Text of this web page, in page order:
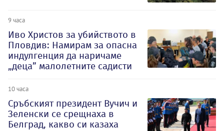
9 часа
Иво Христов за убийството в
Пловдив: Намирам за опасна
индулгенция да наричаме
„деца” малолетните садисти
10 часа
Сръбският президент Вучич и
Зеленски се срещнаха в
Белград, какво си казаха